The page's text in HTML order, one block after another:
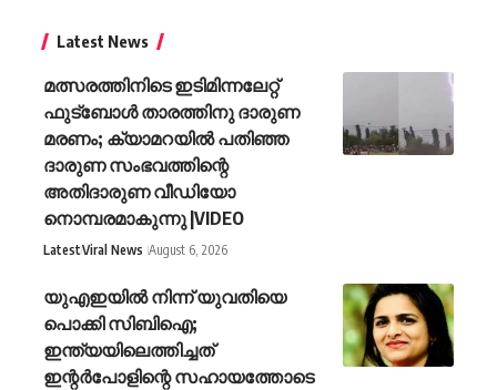
Latest News
മത്സരത്തിനിടെ ഇടിമിന്നലേറ്റ്
ഫുട്‌ബോൾ താരത്തിനു ദാരുണ
മരണം; ക്യാമറയിൽ പതിഞ്ഞ
ദാരുണ സംഭവത്തിന്റെ
അതിദാരുണ വീഡിയോ
നൊമ്പരമാകുന്നു |VIDEO
LatestViral News August 6, 2026
യുഎഇയിൽ നിന്ന് യുവതിയെ
പൊക്കി സിബിഐ;
ഇന്ത്യയിലെത്തിച്ചത്
ഇന്റർപോളിന്റെ സഹായത്തോടെ